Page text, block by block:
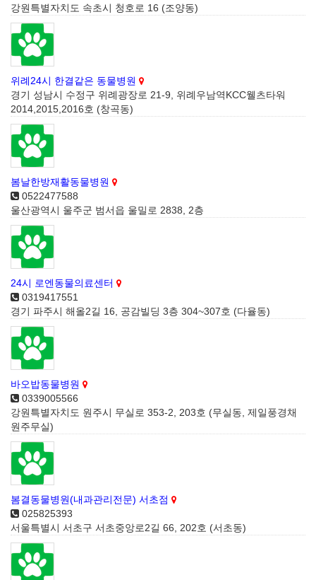
강원특별자치도 속초시 청호로 16 (조양동)
위례24시 한결같은 동물병원
경기 성남시 수정구 위례광장로 21-9, 위례우남역KCC웰츠타워
2014,2015,2016호 (창곡동)
봄날한방재활동물병원
0522477588
울산광역시 울주군 범서읍 울밀로 2838, 2층
24시 로엔동물의료센터
0319417551
경기 파주시 해올2길 16, 공감빌딩 3층 304~307호 (다율동)
바오밥동물병원
0339005566
강원특별자치도 원주시 무실로 353-2, 203호 (무실동, 제일풍경채
원주무실)
봄결동물병원(내과관리전문) 서초점
025825393
서울특별시 서초구 서초중앙로2길 66, 202호 (서초동)